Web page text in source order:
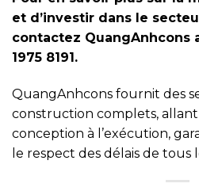
et d’investir dans le
contactez QuangAnhcons
1975 8191.
QuangAnhcons fournit des
construction complets, allant
conception à l’exécution,
le respect des délais de tous